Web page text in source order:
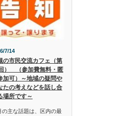
7/14
の市民交流カフェ（第
） （参加費無料・匿
加可）～地域の疑問や
たの考えなどを話し合
場所です～
の主な話題は、区内の最